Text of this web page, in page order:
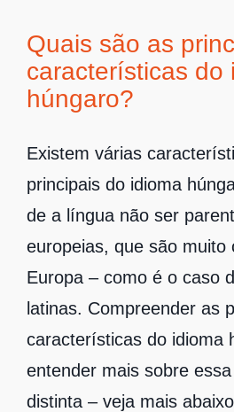
Quais são as
características do
húngaro?
Existem várias
principais do idioma
de a língua não ser
europeias, que são muito
Europa – como é o caso
latinas. Compreender as
características do idioma
entender mais sobre
distinta – veja mais